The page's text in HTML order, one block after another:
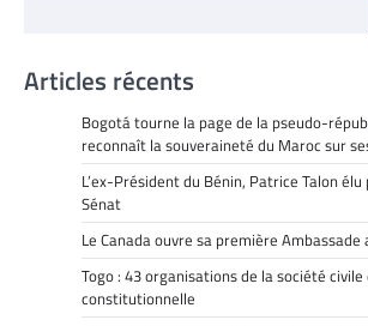
Articles récents
Bogotá tourne la page de la pseudo-
reconnaît la souveraineté du Maroc sur
L’ex-Président du Bénin, Patrice Talon
Sénat
Le Canada ouvre sa première Ambassade
Togo : 43 organisations de la société
constitutionnelle